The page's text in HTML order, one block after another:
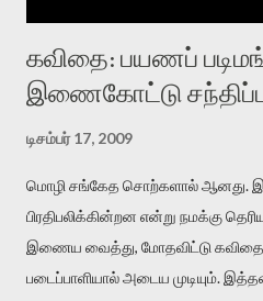
கவிதை: பயணப்
இணைகோட்டு
டிசம்பர் 17, 2009
மொழி சங்கேத சொற்களால் ஆனது.
பிரதிபலிக்கின்றன என்று நமக்கு
இணைய வைத்து, மோதவிட்டு
படைப்பாளியால் அடைய முடியும்.